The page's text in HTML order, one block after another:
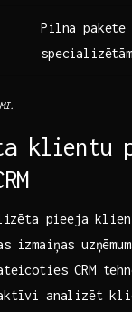
Pilna pakete⁣
klientu
pieeja
izmaiņas
CRM
aktīvi analizēt